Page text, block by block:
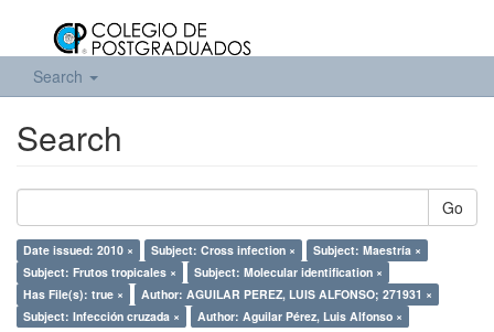
Search
Search
Go
Date issued: 2010 × Subject: Cross infection ×
Subject: Maestría ×
Subject: Frutos tropicales ×
Subject: Molecular identification ×
Has File(s): true ×
Author: AGUILAR PEREZ, LUIS ALFONSO; 271931 ×
Subject: Infección cruzada ×
Author: Aguilar Pérez, Luis Alfonso ×